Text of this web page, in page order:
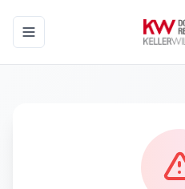
Toggle navigation menu